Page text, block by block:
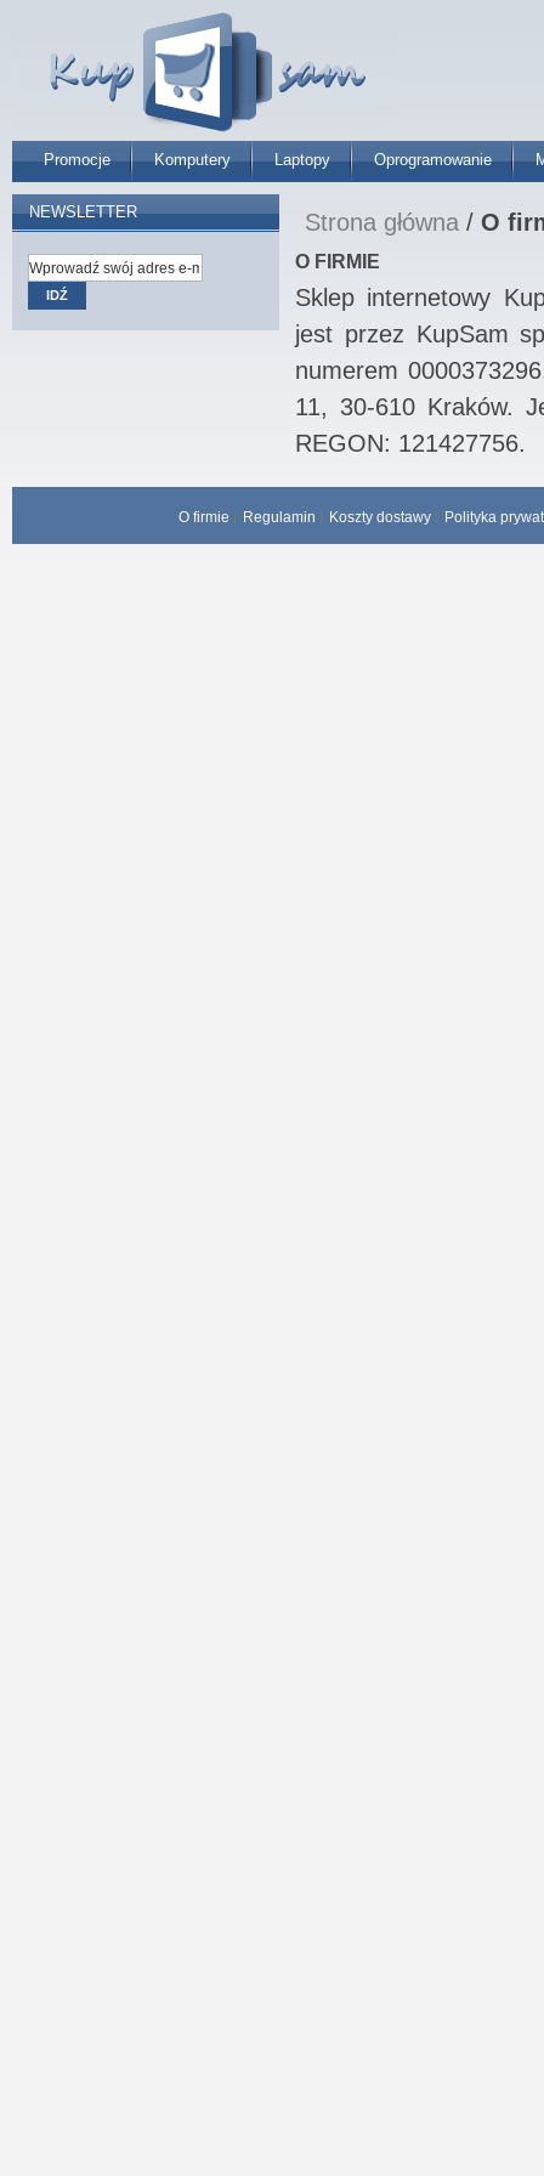
Promocje Komputery Laptopy Oprogramowanie
Strona główna / O
O FIRMIE
Sklep internetowy
jest przez KupSam
numerem
11, 30-610 Kraków.
REGON: 121427756.
NEWSLETTER
IDŹ
O firmie Regulamin Koszty dostawy Polityka